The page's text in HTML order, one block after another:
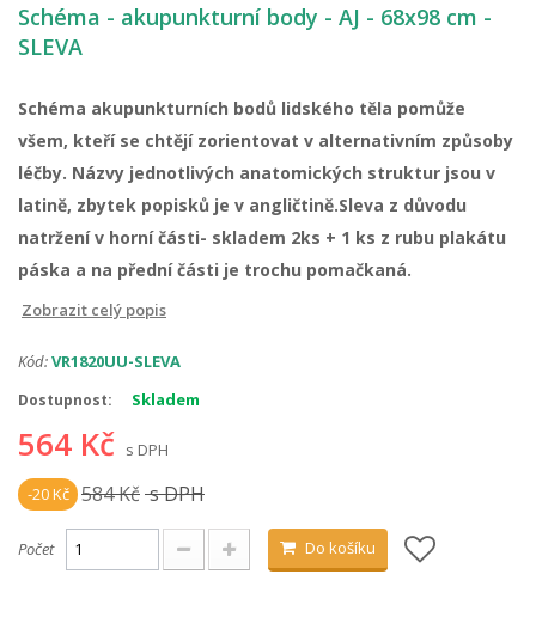
Schéma - akupunkturní body - AJ - 68x98 cm -
SLEVA
Schéma akupunkturních bodů lidského těla pomůže
všem, kteří se chtějí zorientovat v alternativním způsoby
léčby. Názvy jednotlivých anatomických struktur jsou v
latině, zbytek popisků je v angličtině.Sleva z důvodu
natržení v horní části- skladem 2ks + 1 ks z rubu plakátu
páska a na přední části je trochu pomačkaná.
Zobrazit celý popis
Kód:VR1820UU-SLEVA
Dostupnost: Skladem
564 Kč s DPH
-20 Kč 584 Kčs DPH
Počet Do košíku